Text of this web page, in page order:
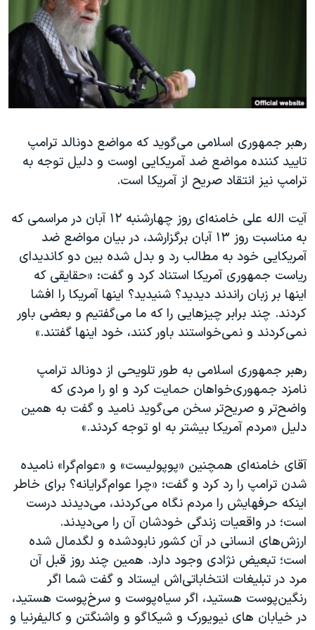
گالری عکس
آرشیو پخش زنده
حمله جمهوری اسلامی به اسرائیل
اعتراضات زن، زندگی، آزادی
مجموعه مستندهای دادخواهی
تریبونال مردمی آبان ۹۸
دادگاه حمید نوری
چهل سال گروگان‌گیری
قانون شفافیت دارائی کادر رهبری ایران
اعتراضات مردمی آبان ۹۸
اسرائیل در جنگ
نرگس محمدی برنده جایزه نوبل صلح
همایش محافظه‌کاران آمریکا «سی‌پک»
صفحه‌های ویژه
سفر پرزیدنت ترامپ به چین
زبانهای مختلف
رهبر جمهوری اسلامی می‌گوید که مواضع دونالد ترامپ
تایید کننده مواضع ضد آمریکایی اوست و دلیل توجه به
ترامپ نیز انتقاد صریح از آمریکا است.
آیت ‌ اﻟله
علی خامنه‌ای روز چهارشنبه ۱۲ آبان در مراسمی که
به مناسبت روز ۱۳ آبان برگزارشد، در بیان مواضع ضد
آمریکایی خود به مطالب رد و بدل شده بین دو کاندیدای
ریاست جمهوری آمریکا استناد کرد و گفت: «حقایقی که
اینها بر زبان راندند دیدید؟ شنیدید؟ اینها آمریکا را افشا
کردند. چند برابر چیزهایی را که ما می‌گفتیم و بعضی باور
نمی‌کردند و نمی‌خواستند باور کنند، خود اینها گفتند.»
رهبر جمهوری اسلامی به طور تلویحی از دونالد ترامپ
نامزد جمهوری‌خواهان حمایت کرد و او را مردی که
واضح‌تر و صریح‌تر سخن می‌گوید نامید و گفت به همین
دلیل «مردم آمریکا بیشتر به او توجه کردند.»
آقای خامنه‌ای همچنین «پوپولیست» و «عوام‌گرا» نامیده
شدن ترامپ را رد کرد و گفت: «چرا عوام‌گرایانه؟ برای خاطر
اینکه حرفهایش را مردم نگاه می‌کردند، می‌دیدند درست
است؛ در واقعیات زندگی خودشان آن را می‌دیدند.
ارزش‌های انسانی در آن کشور نابودشده و لگدمال‌ شده
است؛ تبعیض نژادی وجود دارد. همین چند روز قبل آن
مرد در تبلیغات انتخاباتی‌اش ایستاد و گفت شما اگر
رنگین‌پوست هستید، اگر سیاه‌پوست و سرخ‌پوست هستید،
در خیابان های نیویورک و شیکاگو و واشنگتن و کالیفرنیا و